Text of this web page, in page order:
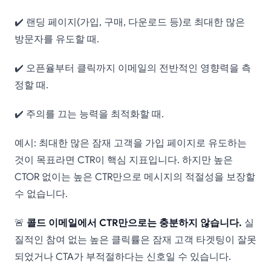
✔️ 랜딩 페이지(가입, 구매, 다운로드 등)로 최대한 많은
방문자를 유도할 때.
✔️ 오픈율부터 클릭까지 이메일의 전반적인 영향력을 측
정할 때.
✔️ 주의를 끄는 능력을 최적화할 때.
예시: 최대한 많은 잠재 고객을 가입 페이지로 유도하는
것이 목표라면 CTR이 핵심 지표입니다. 하지만 높은
CTOR 없이는 높은 CTR만으로 메시지의 적절성을 보장할
수 없습니다.
🚨 콜드 이메일에서 CTR만으로는 충분하지 않습니다. 실
질적인 참여 없는 높은 클릭률은 잠재 고객 타겟팅이 잘못
되었거나 CTA가 부적절하다는 신호일 수 있습니다.